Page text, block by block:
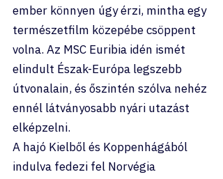
ember könnyen úgy érzi, mintha egy
természetfilm közepébe csöppent
volna. Az MSC Euribia idén ismét
elindult Észak-Európa legszebb
útvonalain, és őszintén szólva nehéz
ennél látványosabb nyári utazást
elképzelni.
A hajó Kielből és Koppenhágából
indulva fedezi fel Norvégia